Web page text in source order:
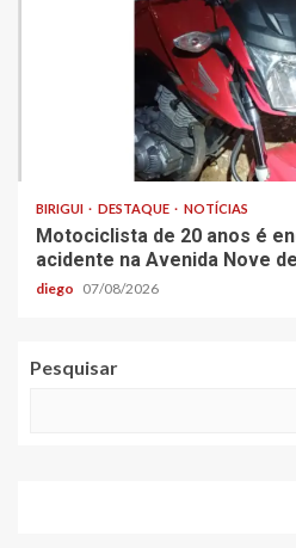
BIRIGUI DESTAQUE NOTÍCIAS
Motociclista de 20 anos é
acidente na Avenida Nove
diego 07/08/2026
Pesquisar